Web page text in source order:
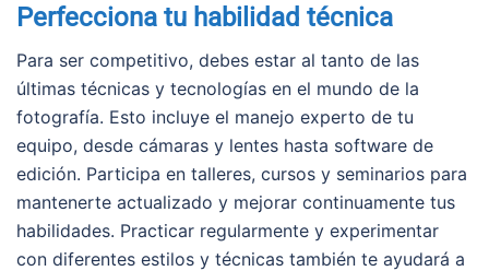
Perfecciona tu habilidad técnica
Para ser competitivo, debes estar al tanto de las
últimas técnicas y tecnologías en el mundo de la
fotografía. Esto incluye el manejo experto de tu
equipo, desde cámaras y lentes hasta software de
edición. Participa en talleres, cursos y seminarios para
mantenerte actualizado y mejorar continuamente tus
habilidades. Practicar regularmente y experimentar
con diferentes estilos y técnicas también te ayudará a